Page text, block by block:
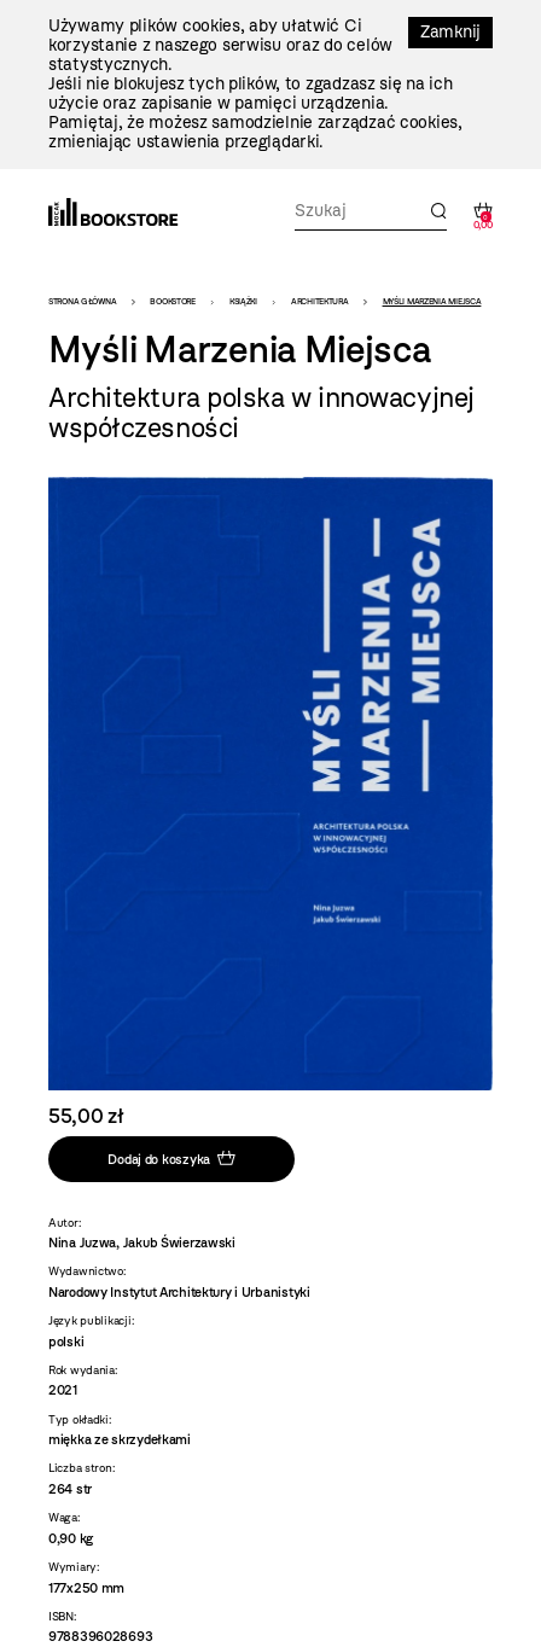
Zamknij
Używamy plików cookies, aby ułatwić Ci
korzystanie z naszego serwisu oraz do celów
statystycznych.
Jeśli nie blokujesz tych plików, to zgadzasz się na ich
użycie oraz zapisanie w pamięci urządzenia.
Pamiętaj, że możesz samodzielnie zarządzać cookies,
zmieniając ustawienia przeglądarki.
0
0,00
Bookstore
-
szablon
szczegóły
STRONA GŁÓWNA BOOKSTORE KSIĄŻKI ARCHITEKTURA MYŚLI MARZENIA MIEJSCA
Myśli Marzenia Miejsca
Architektura polska w innowacyjnej
współczesności
55,00 zł
Dodaj do koszyka
Autor:
Nina Juzwa, Jakub Świerzawski
Wydawnictwo:
Narodowy Instytut Architektury i Urbanistyki
Język publikacji:
polski
Rok wydania:
2021
Typ okładki:
miękka ze skrzydełkami
Liczba stron:
264 str
Waga:
0,90 kg
Wymiary:
177x250 mm
ISBN:
9788396028693